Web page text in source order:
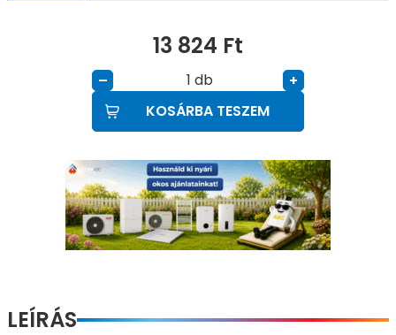
13 824 Ft
– db
+
KOSÁRBA TESZEM
LEÍRÁS